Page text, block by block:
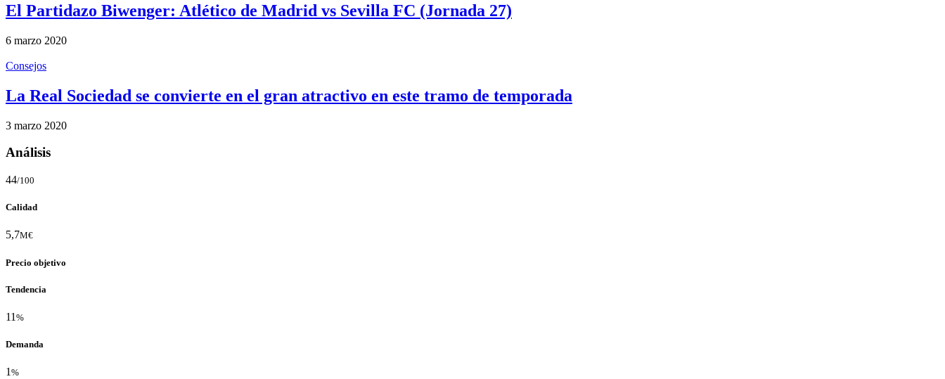
El Partidazo Biwenger: Atlético de Madrid vs Sevilla FC (Jornada 27)
6 marzo 2020
Consejos
La Real Sociedad se convierte en el gran atractivo en este tramo de temporada
3 marzo 2020
Análisis
44/100
Calidad
5,7M€
Precio objetivo
Tendencia
11 %
Demanda
1 %